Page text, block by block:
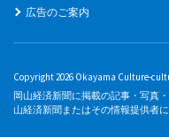
広告のご案内
Copyright 2026 Okayama Culture-
岡山経済新聞に掲載の記事・写真
山経済新聞またはその情報提供者に